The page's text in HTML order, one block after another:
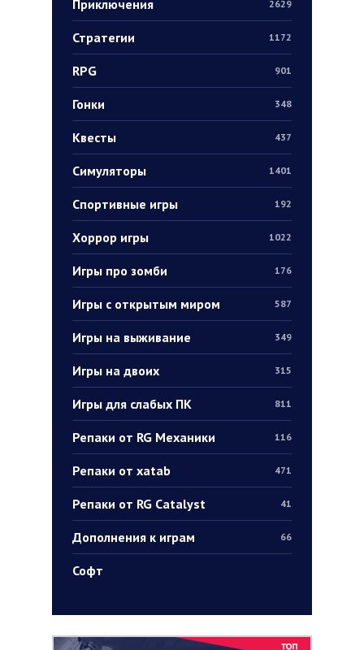
Приключения 2629
Стратегии 1172
RPG 901
Гонки 348
Квесты 437
Симуляторы 1401
Спортивные игры 192
Хоррор игры 1022
Игры про зомби 176
Игры с открытым миром 587
Игры на выживание 349
Игры на двоих 315
Игры для слабых ПК 811
Репаки от RG Механики 116
Репаки от xatab 471
Репаки от RG Catalyst 41
Дополнения к играм 66
Софт